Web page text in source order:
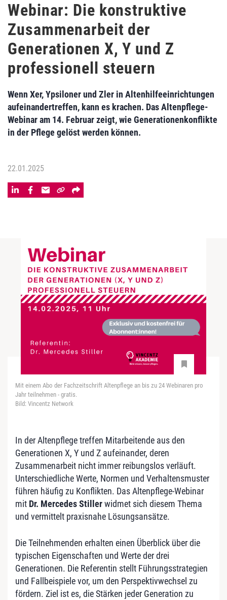
Webinar: Die konstruktive
Zusammenarbeit der
Generationen X, Y und Z
professionell steuern
Wenn Xer, Ypsiloner und Zler in Altenhilfeeinrichtungen
aufeinandertreffen, kann es krachen. Das Altenpflege-
Webinar am 14. Februar zeigt, wie Generationenkonflikte
in der Pflege gelöst werden können.
22.01.2025
Mit einem Abo der Fachzeitschrift Altenpflege an bis zu 24 Webinaren pro
Jahr teilnehmen - gratis.
Bild: Vincentz Network
In der Altenpflege treffen Mitarbeitende aus den
Generationen X, Y und Z aufeinander, deren
Zusammenarbeit nicht immer reibungslos verläuft.
Unterschiedliche Werte, Normen und Verhaltensmuster
führen häufig zu Konflikten. Das Altenpflege-Webinar
mit Dr. Mercedes Stillerwidmet sich diesem Thema
und vermittelt praxisnahe Lösungsansätze.
Die Teilnehmenden erhalten einen Überblick über die
typischen Eigenschaften und Werte der drei
Generationen. Die Referentin stellt Führungsstrategien
und Fallbeispiele vor, um den Perspektivwechsel zu
fördern. Ziel ist es, die Stärken jeder Generation zu